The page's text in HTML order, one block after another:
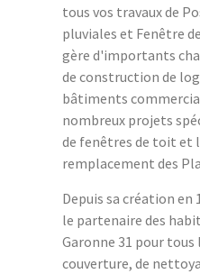
tous vos travaux de
pluviales et Fenêtre
gère d'importants
de construction de
bâtiments
nombreux projets
de fenêtres de toit et
remplacement des
Depuis sa création en
le partenaire des
Garonne 31 pour tous
couverture, de